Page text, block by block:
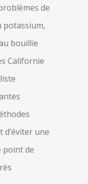
de
potassium,
bouillie
Californie
une
point de